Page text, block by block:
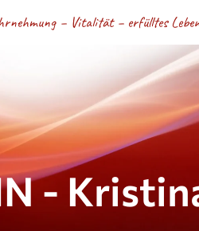
– Vitalität – erfülltes
-